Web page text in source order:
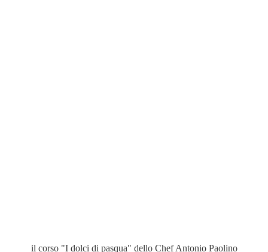
il corso "I dolci di pasqua" dello Chef Antonio Paolino